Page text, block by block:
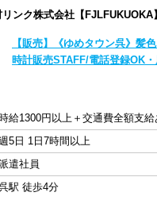
ンク株式会社【FJLFUKUOKA】
【販売】《ゆめタウン呉》髪
時計販売STAFF/電話登録OK
給1300円以上＋交通費全額支給
5日 1日7時間以上
遣社員
駅 徒歩4分